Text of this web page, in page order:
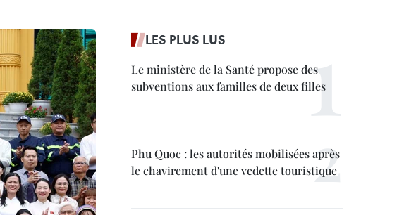
LES PLUS LUS
Le ministère de la Santé propose des
subventions aux familles de deux filles
Phu Quoc : les autorités mobilisées après
le chavirement d'une vedette touristique